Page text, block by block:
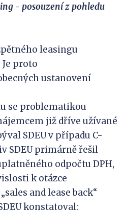
- posouzení z pohledu
leasingu
proto
ustanovení
se problematikou
již dříve užívané
SDEU v případu C-
SDEU primárně řešil
odpočtu DPH,
k otázce
and lease back“
konstatoval: